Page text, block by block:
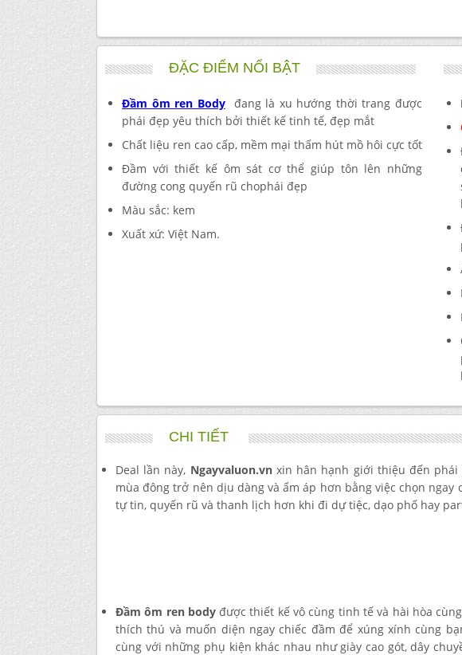
ĐẶC ĐIỂM NỔI BẬT
Đầm ôm ren Bodyđang là xu hướng thời trang được
phái đẹp yêu thích bởi thiết kế tinh tế, đẹp mắt
Chất liệu ren cao cấp, mềm mại thấm hút mồ hôi cực tốt
Đầm với thiết kế ôm sát cơ thể giúp tôn lên những
đường cong quyến rũ chophái đẹp
Màu sắc: kem
Xuất xứ: Việt Nam.
CHI TIẾT
Deal lần này, Ngayvaluon.vnxin hân hạnh giới thiệu đến phái
mùa đông trở nên dịu dàng và ấm áp hơn bằng việc chọn ngay
tự tin, quyến rũ và thanh lịch hơn khi đi dự tiệc, dạo phố hay
Đầm ôm ren bodyđược thiết kế vô cùng tinh tế và hài hòa
thích thú và muốn diện ngay chiếc đầm để xúng xính cùng
cùng với những phụ kiện khác nhau như giày cao gót, dây